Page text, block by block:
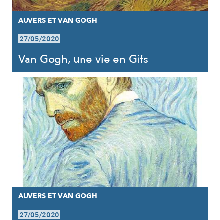
AUVERS ET VAN GOGH
27/05/2020
Van Gogh, une vie en Gifs
AUVERS ET VAN GOGH
27/05/2020